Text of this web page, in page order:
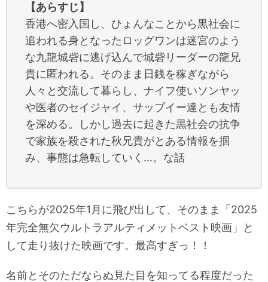
【あらすじ】
香港へ密入国し、ひょんなことから黒社会に
追われる身となったロッグワンは迷宮のよう
な九龍城砦に逃げ込んで城砦リーダーの龍兄
貴に匿われる。そのまま日銭を稼ぎながら
人々と交流して暮らし、ナイフ使いソンヤッ
や医者のセイジャイ、サップイー達とも友情
を深める。しかし過去に起きた黒社会の抗争
で家族を殺された秋兄貴がとある情報を掴
み、事態は急転していく…。な話
こちらが2025年1月に飛び出して、そのまま「2025
年完全無欠ウルトラアルティメットベスト映画」と
して走り抜けた映画です。最高すぎっ！！
名前とそのただならぬ見た目を知ってる程度だった